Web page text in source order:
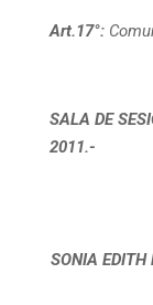
Art.17°:
SALA DE
2011.-
SONIA EDITH